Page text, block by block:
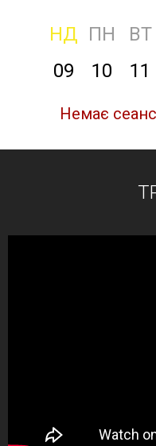
НД ПН ВТ
09
10 11
Немає